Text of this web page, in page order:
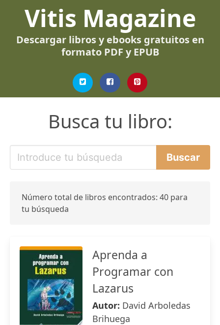
Vitis Magazine
Descargar libros y ebooks gratuitos en
formato PDF y EPUB
Busca tu libro:
Número total de libros encontrados: 40 para
tu búsqueda
Aprenda a
Programar con
Lazarus
Autor: David Arboledas
Brihuega